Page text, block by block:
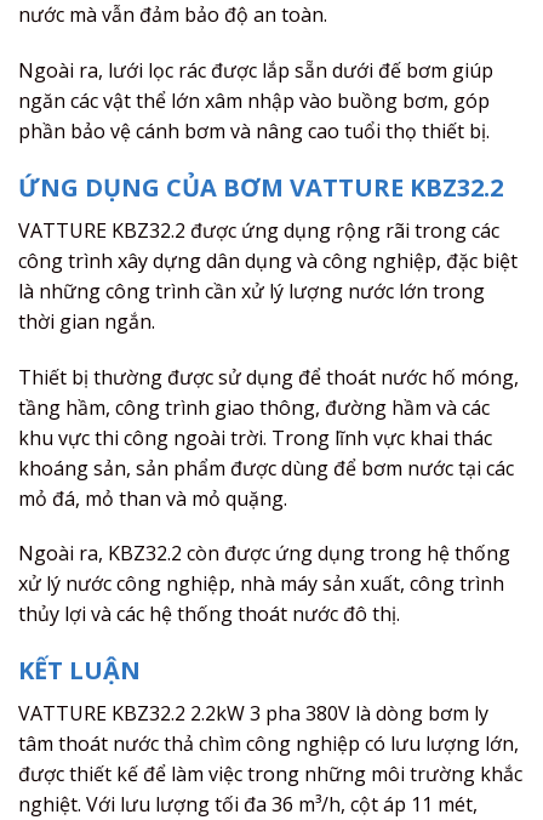
nước mà vẫn đảm bảo độ an toàn.
Ngoài ra, lưới lọc rác được lắp sẵn dưới đế bơm giúp
ngăn các vật thể lớn xâm nhập vào buồng bơm, góp
phần bảo vệ cánh bơm và nâng cao tuổi thọ thiết bị.
ỨNG DỤNG CỦA BƠM VATTURE KBZ32.2
VATTURE KBZ32.2 được ứng dụng rộng rãi trong các
công trình xây dựng dân dụng và công nghiệp, đặc biệt
là những công trình cần xử lý lượng nước lớn trong
thời gian ngắn.
Thiết bị thường được sử dụng để thoát nước hố móng,
tầng hầm, công trình giao thông, đường hầm và các
khu vực thi công ngoài trời. Trong lĩnh vực khai thác
khoáng sản, sản phẩm được dùng để bơm nước tại các
mỏ đá, mỏ than và mỏ quặng.
Ngoài ra, KBZ32.2 còn được ứng dụng trong hệ thống
xử lý nước công nghiệp, nhà máy sản xuất, công trình
thủy lợi và các hệ thống thoát nước đô thị.
KẾT LUẬN
VATTURE KBZ32.2 2.2kW 3 pha 380V là dòng bơm ly
tâm thoát nước thả chìm công nghiệp có lưu lượng lớn,
được thiết kế để làm việc trong những môi trường khắc
nghiệt. Với lưu lượng tối đa 36 m³/h, cột áp 11 mét,